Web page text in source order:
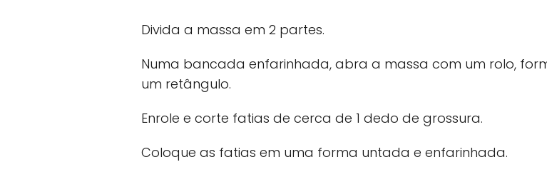
Divida a massa em 2 partes.
Numa bancada enfarinhada, abra a massa com um rolo,
um retângulo.
Enrole e corte fatias de cerca de 1 dedo de grossura.
Coloque as fatias em uma forma untada e enfarinhada.